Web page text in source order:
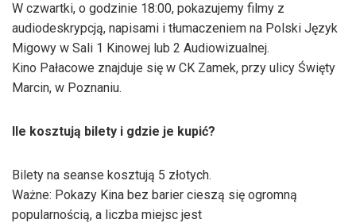
W czwartki, o godzinie 18:00, pokazujemy filmy z
audiodeskrypcją, napisami i tłumaczeniem na Polski Język
Migowy w Sali 1 Kinowej lub 2 Audiowizualnej.
Kino Pałacowe znajduje się w CK Zamek, przy ulicy Święty
Marcin, w Poznaniu.
Ile kosztują bilety i gdzie je kupić?
Bilety na seanse kosztują 5 złotych.
Ważne: Pokazy Kina bez barier cieszą się ogromną
popularnością, a liczba miejsc jest